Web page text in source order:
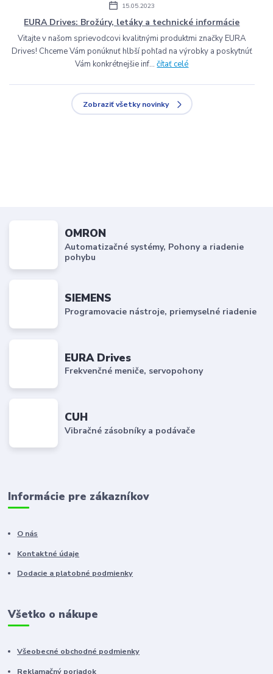
15.05.2023
EURA Drives: Brožúry, letáky a technické informácie
Vitajte v našom sprievodcovi kvalitnými produktmi značky EURA
Drives! Chceme Vám ponúknuť hlbší pohľad na výrobky a poskytnúť
Vám konkrétnejšie inf...čítať celé
Zobraziť všetky novinky
OMRON
Automatizačné systémy, Pohony a riadenie
pohybu
SIEMENS
Programovacie nástroje, priemyselné riadenie
EURA Drives
Frekvenčné meniče, servopohony
CUH
Vibračné zásobníky a podávače
Informácie pre zákazníkov
O nás
Kontaktné údaje
Dodacie a platobné podmienky
Všetko o nákupe
Všeobecné obchodné podmienky
Reklamačný poriadok